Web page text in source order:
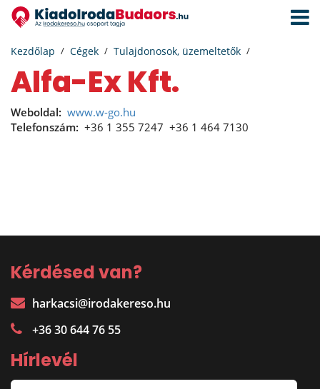
Kezdőlap Cégek Tulajdonosok, üzemeltetők
Alfa-Ex Kft.
Weboldal: www.w-go.hu
Telefonszám: +36 1 355 7247 +36 1 464 7130
Kérdésed van?
harkacsi@irodakereso.hu
+36 30 644 76 55
Hírlevél